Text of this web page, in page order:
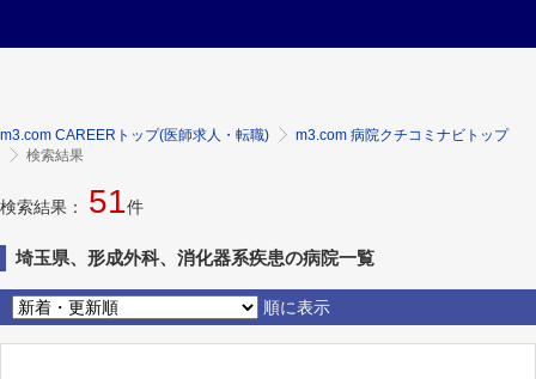
m3.com CAREERトップ(医師求人・転職)
m3.com 病院クチコミナビトップ
検索結果
検索結果： 51件
埼玉県、形成外科、消化器系疾患の病院一覧
順に表示